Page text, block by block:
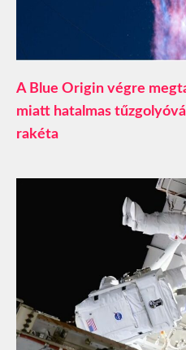
A Blue Origin végre
miatt hatalmas
rakéta